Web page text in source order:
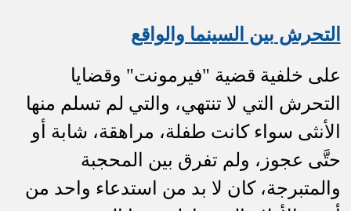
التحرش بين السينما والواقع
على خلفية قضية "فيرمونت" وقضايا
التحرش التي لا تنتهي، والتي لم تسلم منها
الأنثى سواء كانت طفلة، مراهقة، شابة أو
حتَّى عجوز، ولم تفرق بين المحجبة
والمتبرجة، كان لا بد من استدعاء واحد من